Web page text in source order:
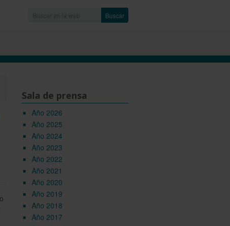
Buscar
Sala de prensa
Año 2026
Año 2025
Año 2024
Año 2023
Año 2022
Año 2021
Año 2020
Año 2019
Año 2018
Año 2017